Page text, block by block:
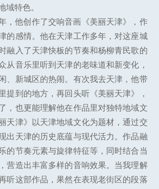
域特色。
，他创作了交响音画《美丽天津》，作
的感情。他在天津工作多年，对这座城
融入了天津快板的节奏和杨柳青民歌的
从音乐里听到天津的老味道和新变化，
、新城区的热闹。有次我去天津，他带
提到的地方，再回头听《美丽天津》，
，也更能理解他在作品里对独特地域文
天津》以天津地域文化为题材，通过交
出天津的历史底蕴与现代活力。作品融
的节奏元素与旋律特征等，同时结合当
营造出丰富多样的音响效果。当我理解
听这部作品，果然在表现老街区的段落